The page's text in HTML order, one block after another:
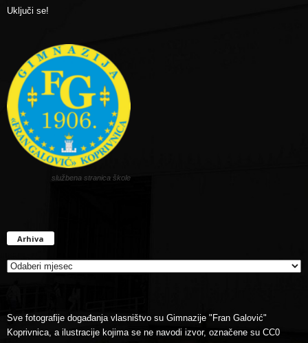
Uključi se!
službena stranica škole
Arhiva
Sve fotografije događanja vlasništvo su Gimnazije "Fran Galović"
Koprivnica, a ilustracije kojima se ne navodi izvor, označene su CC0